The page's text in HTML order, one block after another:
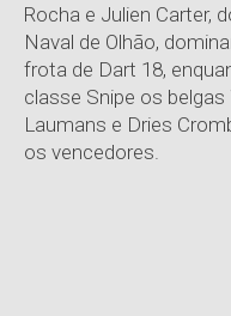
Rocha e Julien Carter,
Naval de Olhão,
frota de Dart 18,
classe Snipe os belgas
Laumans e Dries
os vencedores.